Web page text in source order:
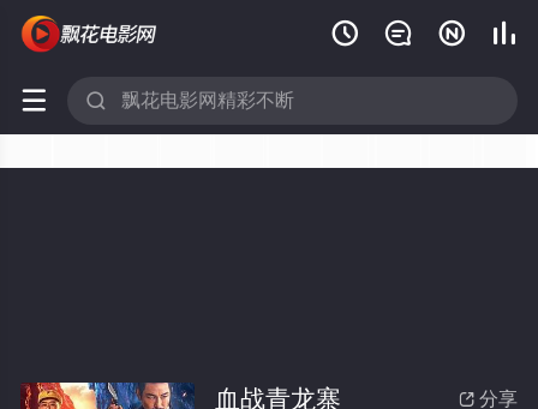
   
 
 分享
血战青龙寨